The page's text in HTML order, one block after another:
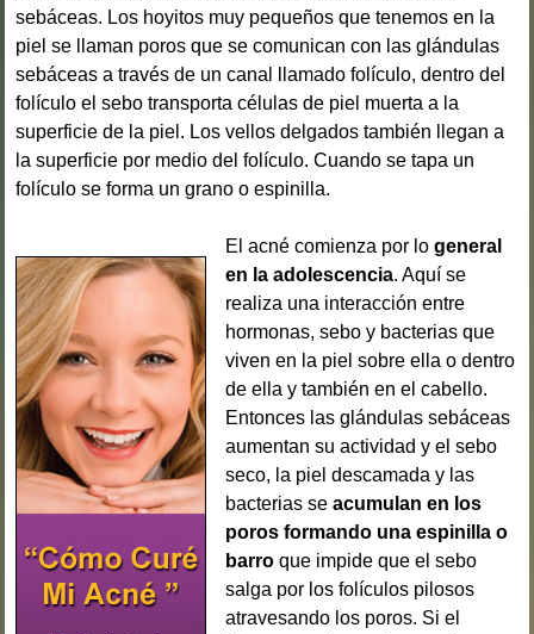
sebáceas. Los hoyitos muy pequeños que tenemos en la
piel se llaman poros que se comunican con las glándulas
sebáceas a través de un canal llamado folículo, dentro del
folículo el sebo transporta células de piel muerta a la
superficie de la piel. Los vellos delgados también llegan a
la superficie por medio del folículo. Cuando se tapa un
folículo se forma un grano o espinilla.
El acné comienza por logeneral
en la adolescencia. Aquí se
realiza una interacción entre
hormonas, sebo y bacterias que
viven en la piel sobre ella o dentro
de ella y también en el cabello.
Entonces las glándulas sebáceas
aumentan su actividad y el sebo
seco, la piel descamada y las
bacterias seacumulan en los
poros formando una espinilla o
barro que impide que el sebo
salga por los folículos pilosos
atravesando los poros. Si el